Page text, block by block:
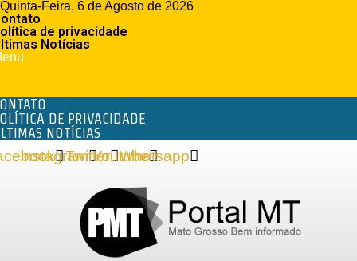
Quinta-Feira, 6 de Agosto de 2026
de privacidade
Notícias
DE PRIVACIDADE
NOTÍCIAS
InstagramTwitterYoutubeWhatsapp